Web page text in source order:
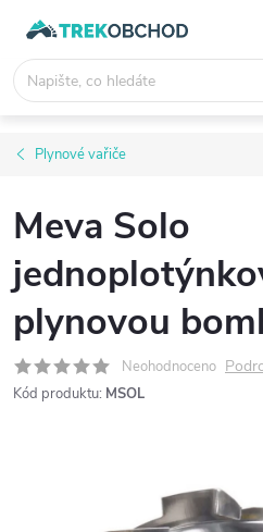
obsah
Plynové vařiče
Meva Solo
plynovou
Neohodnoceno
Kód produktu: MSOL